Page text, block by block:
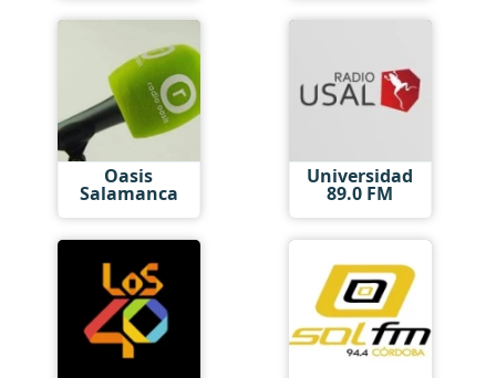
Oasis
Salamanca
Universidad
89.0 FM